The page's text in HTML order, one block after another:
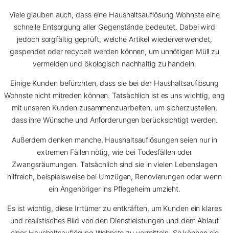
Viele glauben auch, dass eine Haushaltsauflösung Wohnste eine
schnelle Entsorgung aller Gegenstände bedeutet. Dabei wird
jedoch sorgfältig geprüft, welche Artikel wiederverwendet,
gespendet oder recycelt werden können, um unnötigen Müll zu
vermeiden und ökologisch nachhaltig zu handeln.
Einige Kunden befürchten, dass sie bei der Haushaltsauflösung
Wohnste nicht mitreden können. Tatsächlich ist es uns wichtig, eng
mit unseren Kunden zusammenzuarbeiten, um sicherzustellen,
dass ihre Wünsche und Anforderungen berücksichtigt werden.
Außerdem denken manche, Haushaltsauflösungen seien nur in
extremen Fällen nötig, wie bei Todesfällen oder
Zwangsräumungen. Tatsächlich sind sie in vielen Lebenslagen
hilfreich, beispielsweise bei Umzügen, Renovierungen oder wenn
ein Angehöriger ins Pflegeheim umzieht.
Es ist wichtig, diese Irrtümer zu entkräften, um Kunden ein klares
und realistisches Bild von den Dienstleistungen und dem Ablauf